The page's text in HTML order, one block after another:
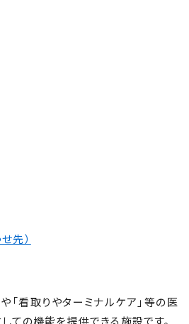
先）
「看取りやターミナルケア」等の医
ての機能を提供できる施設です。